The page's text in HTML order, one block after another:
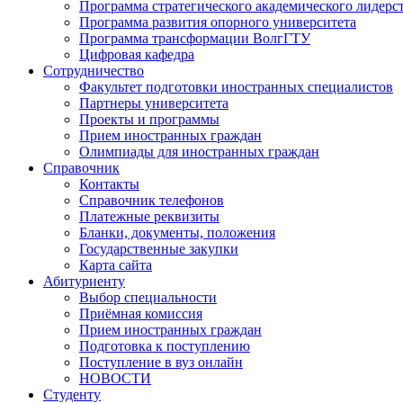
Программа стратегического академического
Программа развития опорного университета
Программа трансформации ВолгГТУ
Цифровая кафедра
Сотрудничество
Факультет подготовки иностранных специалистов
Партнеры университета
Проекты и программы
Прием иностранных граждан
Олимпиады для иностранных граждан
Справочник
Контакты
Справочник телефонов
Платежные реквизиты
Бланки, документы, положения
Государственные закупки
Карта сайта
Абитуриенту
Выбор специальности
Приёмная комиссия
Прием иностранных граждан
Подготовка к поступлению
Поступление в вуз онлайн
НОВОСТИ
Студенту